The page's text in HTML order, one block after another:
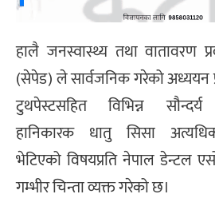
हालै जनस्वास्थ्य तथा वातावरण
(सेपेड) ले सार्वजनिक गरेको अध्ययन
टुथपेस्टसहित विभिन्न सौन्दर्य
हानिकारक धातु सिसा अत्यधिक
भेटिएको विषयप्रति नेपाल डेन्टल
गम्भीर चिन्ता व्यक्त गरेको छ।